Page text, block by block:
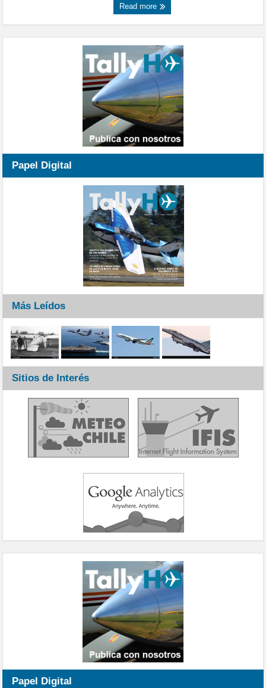
Read more
Papel Digital
Más Leídos
Sitios de Interés
Papel Digital